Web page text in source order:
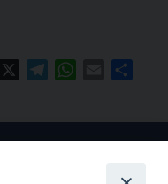
FacebookTelegramWhatsApp
Email